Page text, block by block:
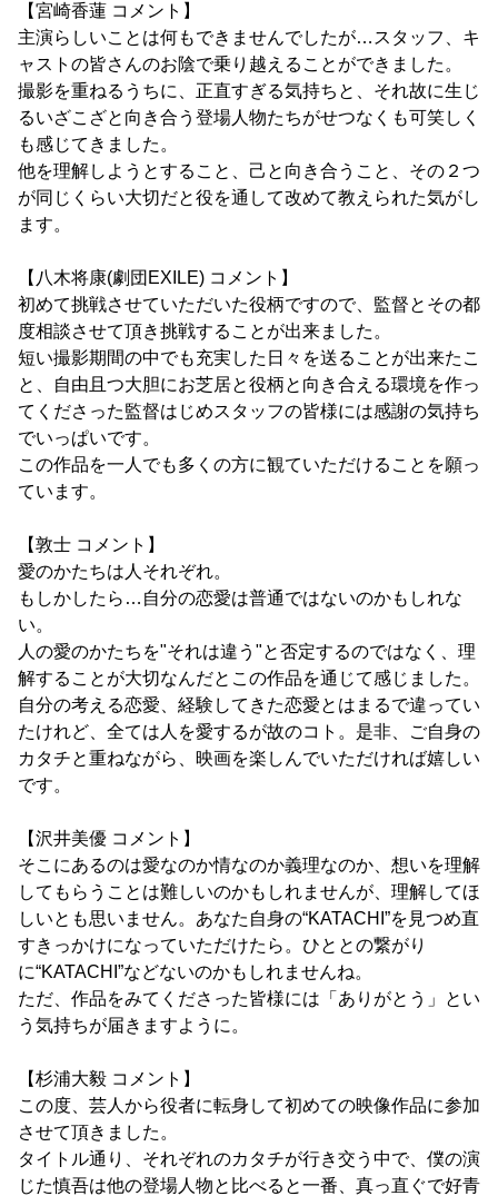
【宮崎香蓮 コメント】
主演らしいことは何もできませんでしたが…スタッフ、キ
ャストの皆さんのお陰で乗り越えることができました。
撮影を重ねるうちに、正直すぎる気持ちと、それ故に生じ
るいざこざと向き合う登場人物たちがせつなくも可笑しく
も感じてきました。
他を理解しようとすること、己と向き合うこと、その２つ
が同じくらい大切だと役を通して改めて教えられた気がし
ます。
【八木将康(劇団EXILE) コメント】
初めて挑戦させていただいた役柄ですので、監督とその都
度相談させて頂き挑戦することが出来ました。
短い撮影期間の中でも充実した日々を送ることが出来たこ
と、自由且つ大胆にお芝居と役柄と向き合える環境を作っ
てくださった監督はじめスタッフの皆様には感謝の気持ち
でいっぱいです。
この作品を一人でも多くの方に観ていただけることを願っ
ています。
【敦士 コメント】
愛のかたちは人それぞれ。
もしかしたら…自分の恋愛は普通ではないのかもしれな
い。
人の愛のかたちを"それは違う"と否定するのではなく、理
解することが大切なんだとこの作品を通じて感じました。
自分の考える恋愛、経験してきた恋愛とはまるで違ってい
たけれど、全ては人を愛するが故のコト。是非、ご自身の
カタチと重ねながら、映画を楽しんでいただければ嬉しい
です。
【沢井美優 コメント】
そこにあるのは愛なのか情なのか義理なのか、想いを理解
してもらうことは難しいのかもしれませんが、理解してほ
しいとも思いません。あなた自身の“KATACHI”を見つめ直
すきっかけになっていただけたら。ひととの繋がり
に“KATACHI”などないのかもしれませんね。
ただ、作品をみてくださった皆様には「ありがとう」とい
う気持ちが届きますように。
【杉浦大毅 コメント】
この度、芸人から役者に転身して初めての映像作品に参加
させて頂きました。
タイトル通り、それぞれのカタチが行き交う中で、僕の演
じた慎吾は他の登場人物と比べると一番、真っ直ぐで好青